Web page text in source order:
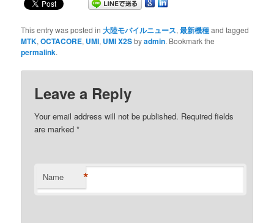
This entry was posted in大陸モバイルニュース,最新機種and tagged
MTK,OCTACORE, UMI, UMI X2Sbyadmin. Bookmark the
permalink.
Leave a Reply
Your email address will not be published. Required fields
are marked*
Name *